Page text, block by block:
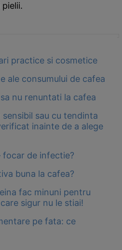
practice si cosmetice
ale consumului de cafea
nu renuntati la cafea
sau cu tendinta
inainte de a alege
focar de infectie?
buna la cafea?
fac minuni pentru
sigur nu le stiai!
pe fata: ce